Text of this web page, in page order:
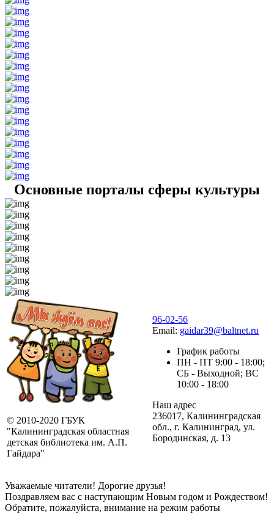
Основные порталы сферы культуры
© 2010-2020 ГБУК
"Калининградская областная
детская библиотека им. А.П.
Гайдара"
96-02-56
Email: gaidar39@baltnet.ru
График работы
ПН - ПТ 9:00 - 18:00;
СБ - Выходной; ВС
10:00 - 18:00
Наш адрес
236017, Калининградская
обл., г. Калининград, ул.
Бородинская, д. 13
Уважаемые читатели! Дорогие друзья!
Поздравляем вас с наступающим Новым годом и Рождеством!
Обратите, пожалуйста, внимание на режим работы